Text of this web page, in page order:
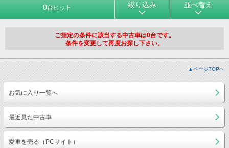
0台ヒット 絞り込み 並べ替え
ご指定の条件に該当する中古車は0台です。
条件を変更して再度お探し下さい。
▲ページTOPへ
お気に入り一覧へ
最近見た中古車
愛車を売る（PCサイト）